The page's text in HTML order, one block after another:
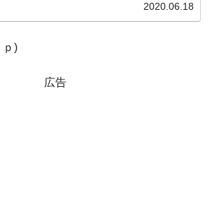
2020.06.18
ｐ)
広告